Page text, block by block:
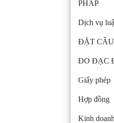
PHÁP
Dịch vụ
ĐẶT
ĐO ĐẠC
Giấy phép
Hợp đồng
Kinh doanh